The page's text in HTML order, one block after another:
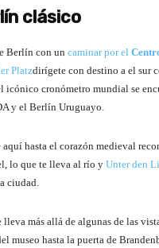
clásico
Berlín con un caminar por el
Platzdirígete con destino a el sur
icónico cronómetro mundial se
y el Berlín Uruguayo.
aquí hasta el corazón medieval
lo que te lleva al río y Unter den
ciudad.
lleva más allá de algunas de las
museo hasta la puerta de